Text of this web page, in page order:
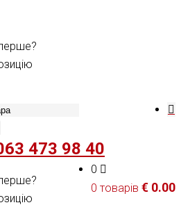
473 98 40
0
0 товарів € 0.00